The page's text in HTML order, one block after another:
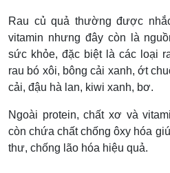
Rau củ quả thường được
vitamin nhưng đây còn là
sức khỏe, đặc biệt là các loại
rau bó xôi, bông cải xanh, ớt
cải, đậu hà lan, kiwi xanh, bơ.
Ngoài protein, chất xơ và
còn chứa chất chống ôxy hóa
thư, chống lão hóa hiệu quả.